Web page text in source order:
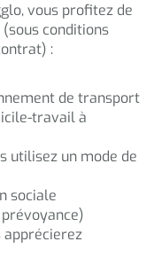
vous profitez de
conditions
:
de transport
travail à
utilisez un mode de
sociale
apprécierez